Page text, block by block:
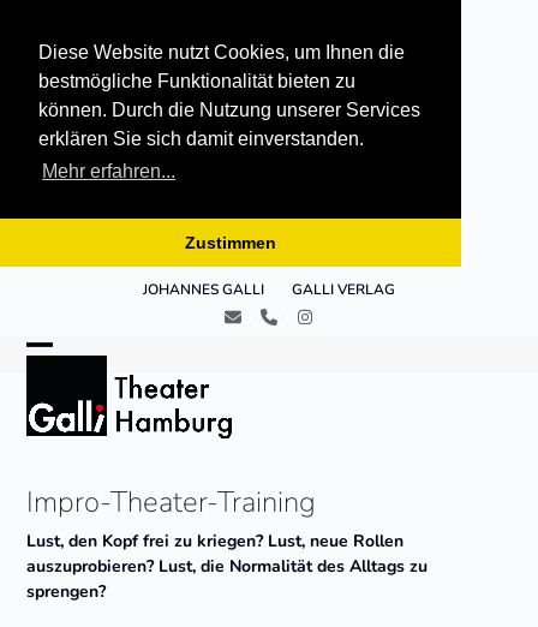
Diese Website nutzt Cookies, um Ihnen die
bestmögliche Funktionalität bieten zu
können. Durch die Nutzung unserer Services
erklären Sie sich damit einverstanden.
Mehr erfahren...
Zustimmen
JOHANNES GALLI GALLI VERLAG
E- TelefonInstagram
mobile
mobile
Impro-Theater-Training
Lust, den Kopf frei zu kriegen? Lust, neue Rollen
auszuprobieren? Lust, die Normalität des Alltags zu
sprengen?